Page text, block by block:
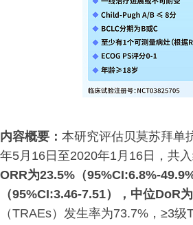
内容概要： 本研究评估贝莫苏拜单
年5月16日至2020年1月16日，共
ORR为23.5%（95%CI:6.8%-
（95%CI:3.46-7.51），中位DoR
（TRAEs）发生率为73.7%，≥3